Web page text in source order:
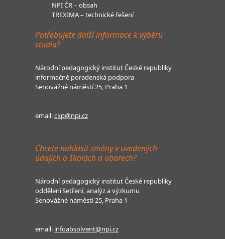
NPI ČR – obsah
TREXIMA – technické řešení
Potřebujete další informace k výběru
studia?
Národní pedagogický institut České republiky
informačně poradenská podpora
Senovážné náměstí 25, Praha 1
email:ckp@npi.cz
Chcete nahlásit změny v uvedených
údajích o školách a oborech?
Národní pedagogický institut České republiky
oddělení šetření, analýz a výzkumu
Senovážné náměstí 25, Praha 1
email: infoabsolvent@npi.cz